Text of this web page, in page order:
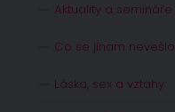
Aktuality a semináře
Co se jinam nevešlo
Láska, sex a vztahy